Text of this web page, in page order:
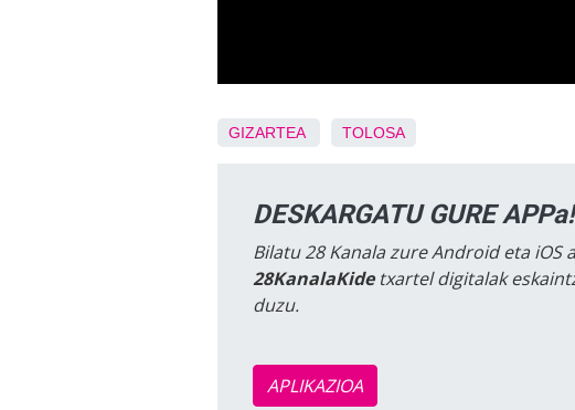
GIZARTEA TOLOSA
DESKARGATU GURE APPa!
Bilatu 28 Kanala zure Android eta
28KanalaKidetxartel digitalak
duzu.
APLIKAZIOA